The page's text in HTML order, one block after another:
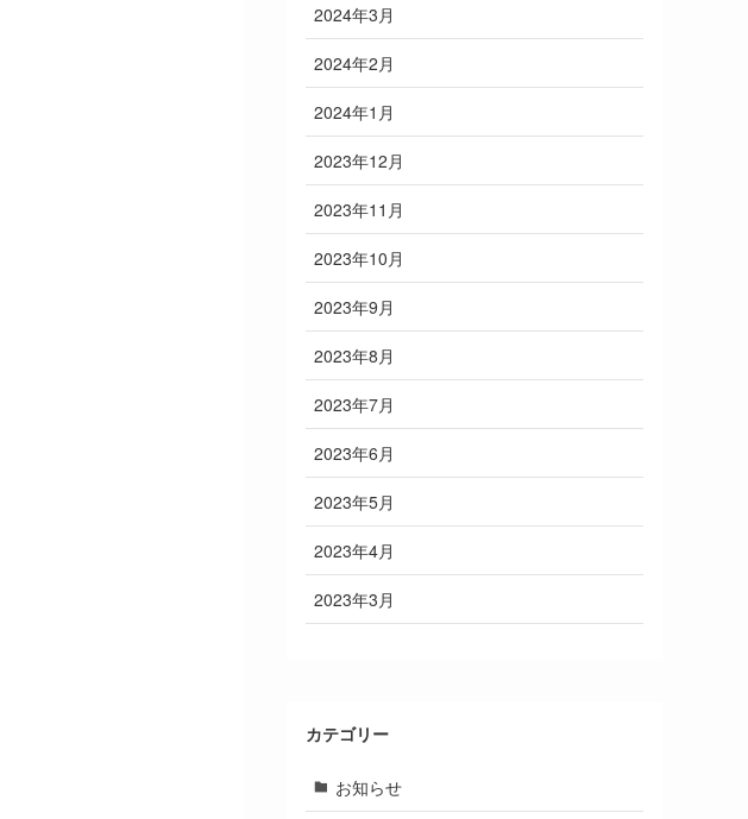
2024年3月
2024年2月
2024年1月
2023年12月
2023年11月
2023年10月
2023年9月
2023年8月
2023年7月
2023年6月
2023年5月
2023年4月
2023年3月
カテゴリー
お知らせ